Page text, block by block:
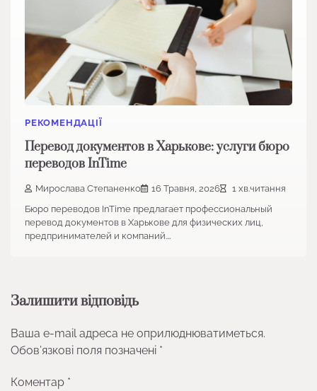
РЕКОМЕНДАЦІЇ
Перевод документов в Харькове: услуги бюро
переводов InTime
Мирослава Степаненко 16 Травня, 2026
1 хв.читання
Бюро переводов InTime предлагает профессиональный
перевод документов в Харькове для физических лиц,
предпринимателей и компаний.…
Залишити відповідь
Ваша e-mail адреса не оприлюднюватиметься.
Обов’язкові поля позначені *
Коментар *